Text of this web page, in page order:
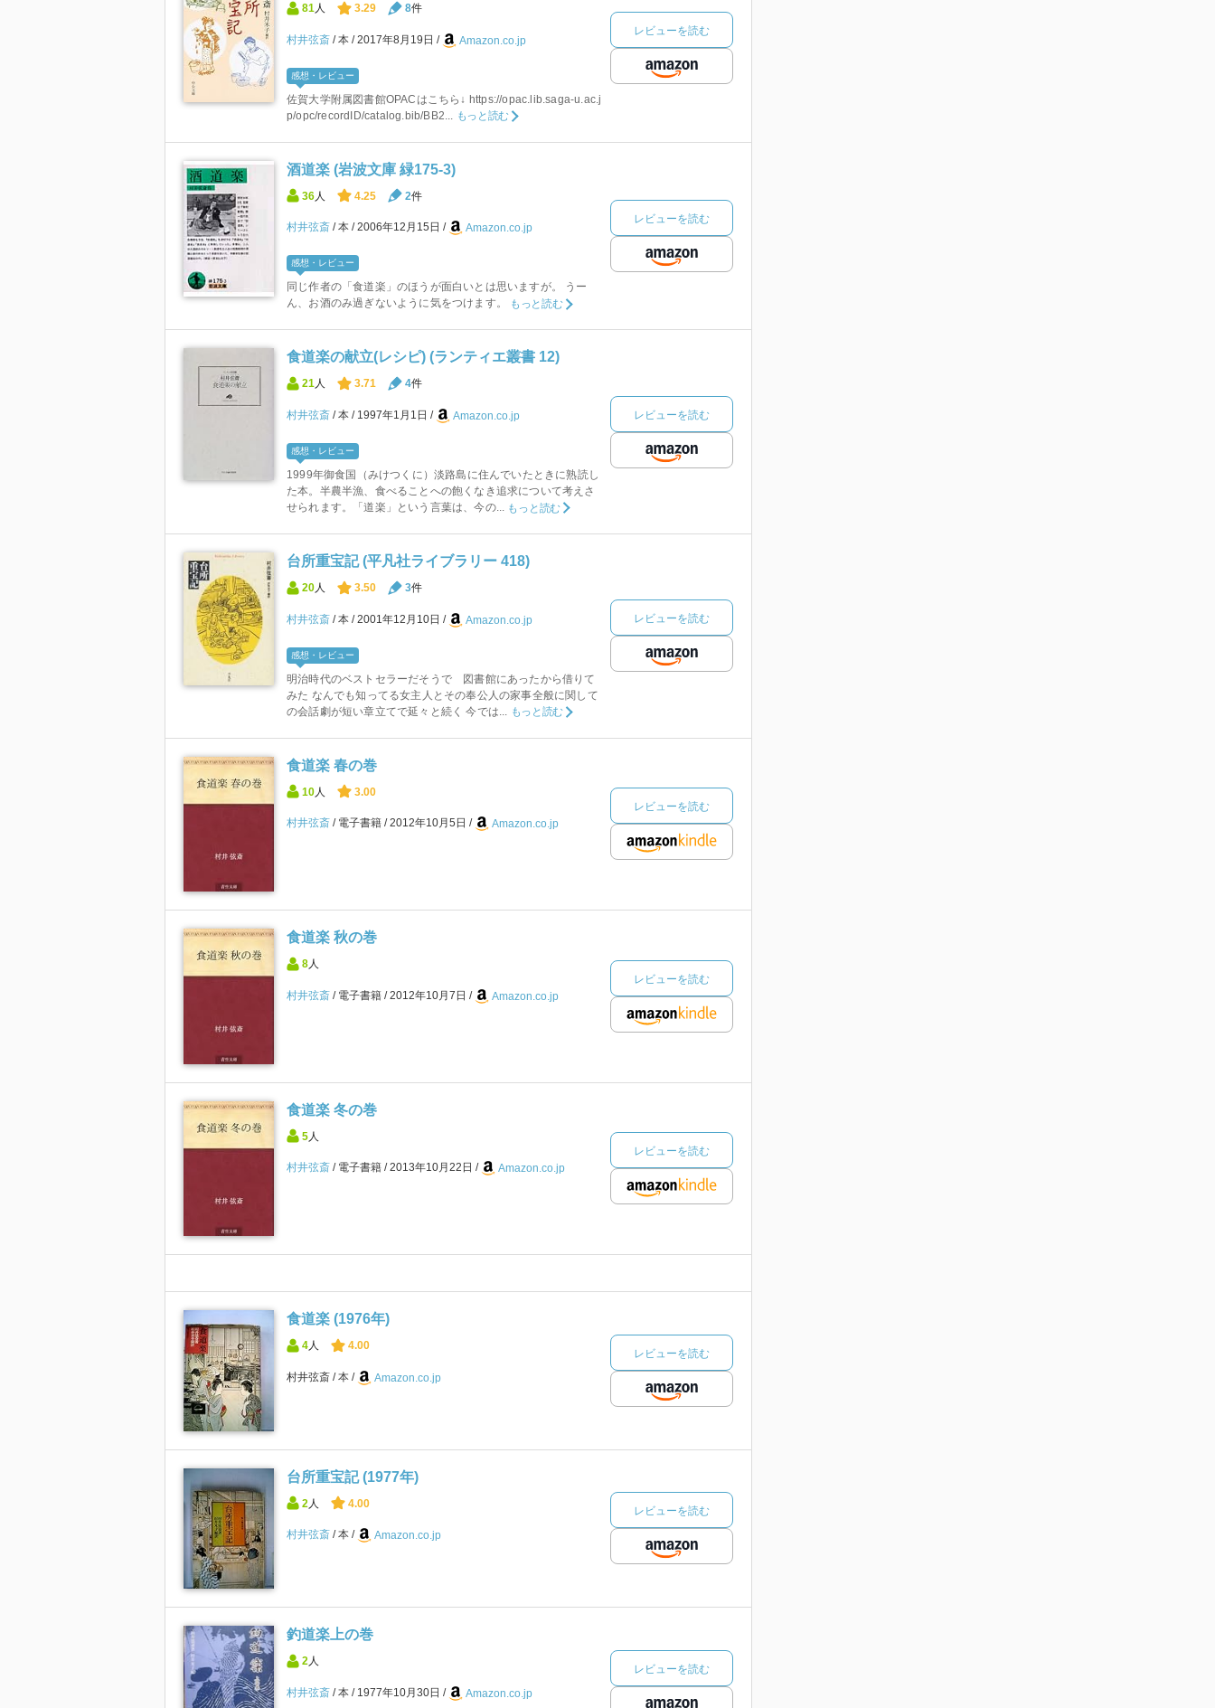
81 人 3.29 8件
村井弦斎 本 2017年8月19日 Amazon.co.jp
感想・レビュー
佐賀大学附属図書館OPACはこちら↓ https://opac.lib.saga-u.ac.j
p/opc/recordID/catalog.bib/BB2...
もっと読む
レビューを読む
酒道楽 (岩波文庫 緑175-3)
36 人 4.25 2件
村井弦斎 本 2006年12月15日 Amazon.co.jp
感想・レビュー
同じ作者の「食道楽」のほうが面白いとは思いますが。 うー
ん、お酒のみ過ぎないように気をつけます。
もっと読む
レビューを読む
食道楽の献立(レシピ) (ランティエ叢書 12)
21人 3.71 4件
村井弦斎 本 1997年1月1日 Amazon.co.jp
感想・レビュー
1999年御食国（みけつくに）淡路島に住んでいたときに熟読し
た本。半農半漁、食べることへの飽くなき追求について考えさ
せられます。「道楽」という言葉は、今の... もっと読む
レビューを読む
台所重宝記 (平凡社ライブラリー 418)
20 人 3.50 3件
村井弦斎 本 2001年12月10日 Amazon.co.jp
感想・レビュー
明治時代のベストセラーだそうで 図書館にあったから借りて
みた なんでも知ってる女主人とその奉公人の家事全般に関して
の会話劇が短い章立てで延々と続く 今では...
もっと読む
レビューを読む
食道楽 春の巻
10 人 3.00
村井弦斎 電子書籍 2012年10月5日 Amazon.co.jp
レビューを読む
食道楽 秋の巻
8人
村井弦斎 電子書籍 2012年10月7日 Amazon.co.jp
レビューを読む
食道楽 冬の巻
5 人
村井弦斎 電子書籍 2013年10月22日 Amazon.co.jp
レビューを読む
食道楽 (1976年)
4人 4.00
村井弦斎 本 Amazon.co.jp
レビューを読む
台所重宝記 (1977年)
2 人 4.00
村井弦斎 本 Amazon.co.jp
レビューを読む
釣道楽上の巻
2 人
村井弦斎 本 1977年10月30日 Amazon.co.jp
レビューを読む